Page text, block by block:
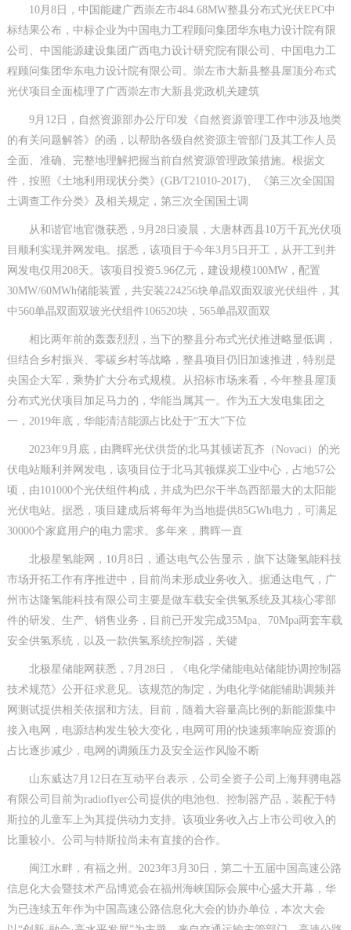
10月8日，中国能建广西崇左市484.68MW整县分布式光伏EPC中
标结果公布，中标企业为中国电力工程顾问集团华东电力设计院有限
公司、中国能源建设集团广西电力设计研究院有限公司、中国电力工
程顾问集团华东电力设计院有限公司。崇左市大新县整县屋顶分布式
光伏项目全面梳理了广西崇左市大新县党政机关建筑
9月12日，自然资源部办公厅印发《自然资源管理工作中涉及地类
的有关问题解答》的函，以帮助各级自然资源主管部门及其工作人员
全面、准确、完整地理解把握当前自然资源管理政策措施。根据文
件，按照《土地利用现状分类》(GB/T21010-2017)、《第三次全国国
土调查工作分类》及相关规定，第三次全国国土调
从和谐官地官微获悉，9月28日凌晨，大唐林西县10万千瓦光伏项
目顺利实现并网发电。据悉，该项目于今年3月5日开工，从开工到并
网发电仅用208天。该项目投资5.96亿元，建设规模100MW，配置
30MW/60MWh储能装置，共安装224256块单晶双面双玻光伏组件，其
中560单晶双面双玻光伏组件106520块，565单晶双面双
相比两年前的轰轰烈烈，当下的整县分布式光伏推进略显低调，
但结合乡村振兴、零碳乡村等战略，整县项目仍旧加速推进，特别是
央国企大军，乘势扩大分布式规模。从招标市场来看，今年整县屋顶
分布式光伏项目加足马力的，华能当属其一。作为五大发电集团之
一，2019年底，华能清洁能源占比处于“五大”下位
2023年9月底，由腾晖光伏供货的北马其顿诺瓦齐（Novaci）的光
伏电站顺利并网发电，该项目位于北马其顿煤炭工业中心，占地57公
顷，由101000个光伏组件构成，并成为巴尔干半岛西部最大的太阳能
光伏电站。据悉，项目建成后将每年为当地提供85GWh电力，可满足
30000个家庭用户的电力需求。多年来，腾晖一直
北极星氢能网，10月8日，通达电气公告显示，旗下达隆氢能科技
市场开拓工作有序推进中，目前尚未形成业务收入。据通达电气，广
州市达隆氢能科技有限公司主要是做车载安全供氢系统及其核心零部
件的研发、生产、销售业务，目前已开发完成35Mpa、70Mpa两套车载
安全供氢系统，以及一款供氢系统控制器，关键
北极星储能网获悉，7月28日，《电化学储能电站储能协调控制器
技术规范》公开征求意见。该规范的制定，为电化学储能辅助调频并
网测试提供相关依据和方法。目前，随着大容量高比例的新能源集中
接入电网，电源结构发生较大变化，电网可用的快速频率响应资源的
占比逐步减少，电网的调频压力及安全运作风险不断
山东威达7月12日在互动平台表示，公司全资子公司上海拜骋电器
有限公司目前为radioflyer公司提供的电池包、控制器产品，装配于特
斯拉的儿童车上为其提供动力支持。该项业务收入占上市公司收入的
比重较小。公司与特斯拉尚未有直接的合作。
闽江水畔，有福之州。2023年3月30日，第二十五届中国高速公路
信息化大会暨技术产品博览会在福州海峡国际会展中心盛大开幕，华
为已连续五年作为中国高速公路信息化大会的协办单位，本次大会